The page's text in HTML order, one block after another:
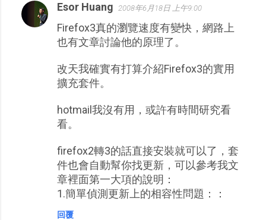
Esor Huang 2008年6月18日 上午9:00
Firefox3真的瀏覽速度有變快，網路上
也有文章討論他的原理了。
改天我確實有打算介紹Firefox3的實用
擴充套件。
hotmail我沒有用，或許有時間研究看
看。
firefox2轉3的話直接安裝就可以了，套
件也會自動幫你找更新，可以參考我文
章裡面第一大項的說明：
1.簡單偵測更新上的相容性問題：：
回覆